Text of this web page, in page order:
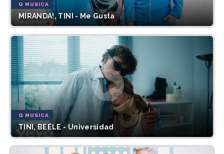
Q MUSICA
MIRANDA!, TINI - Me Gusta
Q MUSICA
TINI, BEÉLE - Universidad